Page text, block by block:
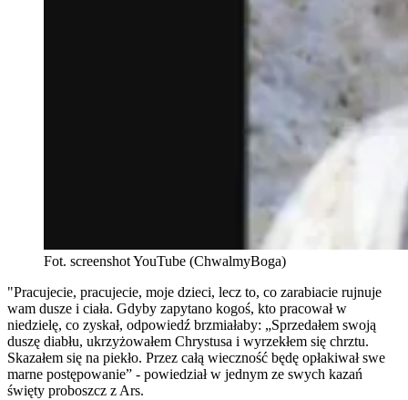
Fot. screenshot YouTube (ChwalmyBoga)
"Pracujecie, pracujecie, moje dzieci, lecz to, co zarabiacie rujnuje
wam dusze i ciała. Gdyby zapytano kogoś, kto pracował w
niedzielę, co zyskał, odpowiedź brzmiałaby: „Sprzedałem swoją
duszę diabłu, ukrzyżowałem Chrystusa i wyrzekłem się chrztu.
Skazałem się na piekło. Przez całą wieczność będę opłakiwał swe
marne postępowanie” - powiedział w jednym ze swych kazań
święty proboszcz z Ars.